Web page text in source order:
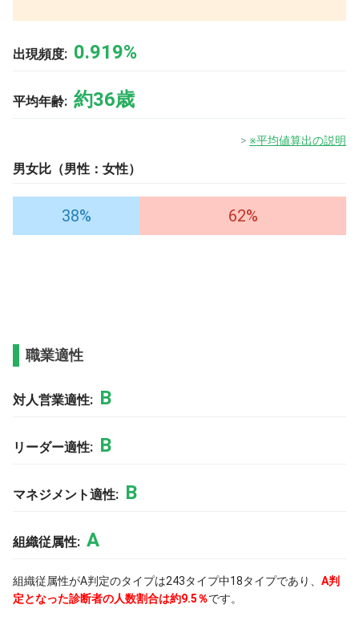
出現頻度: 0.919%
平均年齢: 約36歳
※平均値算出の説明
男女比（男性：女性）
38% 62%
職業適性
対人営業適性: B
リーダー適性: B
マネジメント適性: B
組織従属性: A
組織従属性がA判定のタイプは243タイプ中18タイプであり、 A判
定となった診断者の人数割合は約9.5％です。